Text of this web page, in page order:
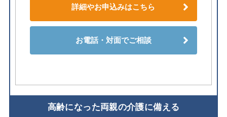
詳細やお申込みはこちら
お電話・対面でご相談
高齢になった両親の介護に備える